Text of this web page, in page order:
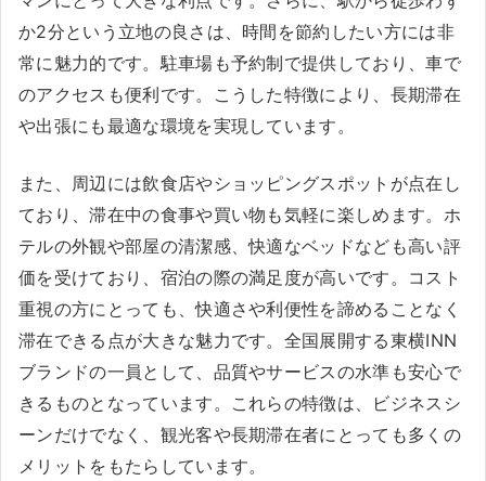
か2分という立地の良さは、時間を節約したい方には非
常に魅力的です。駐車場も予約制で提供しており、車で
のアクセスも便利です。こうした特徴により、長期滞在
や出張にも最適な環境を実現しています。
また、周辺には飲食店やショッピングスポットが点在し
ており、滞在中の食事や買い物も気軽に楽しめます。ホ
テルの外観や部屋の清潔感、快適なベッドなども高い評
価を受けており、宿泊の際の満足度が高いです。コスト
重視の方にとっても、快適さや利便性を諦めることなく
滞在できる点が大きな魅力です。全国展開する東横INN
ブランドの一員として、品質やサービスの水準も安心で
きるものとなっています。これらの特徴は、ビジネスシ
ーンだけでなく、観光客や長期滞在者にとっても多くの
メリットをもたらしています。